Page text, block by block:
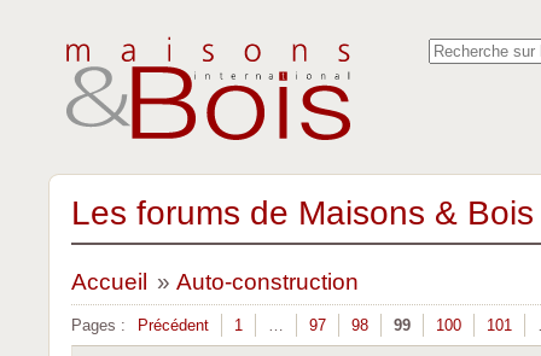
Les forums de Maisons &
Accueil » Auto-construction
Pages : Précédent 1 … 97 98 99 100 101